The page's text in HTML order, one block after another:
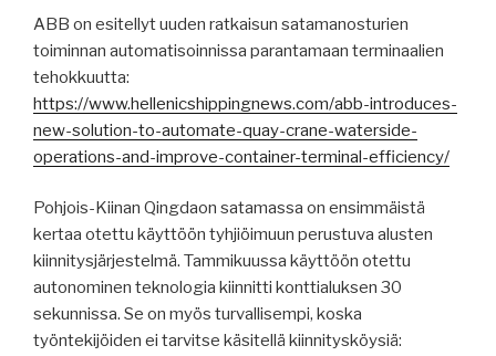
ABB on esitellyt uuden ratkaisun satamanosturien
toiminnan automatisoinnissa parantamaan terminaalien
tehokkuutta:
https://www.hellenicshippingnews.com/abb-introduces-
new-solution-to-automate-quay-crane-waterside-
operations-and-improve-container-terminal-efficiency/
Pohjois-Kiinan Qingdaon satamassa on ensimmäistä
kertaa otettu käyttöön tyhjiöimuun perustuva alusten
kiinnitysjärjestelmä. Tammikuussa käyttöön otettu
autonominen teknologia kiinnitti konttialuksen 30
sekunnissa. Se on myös turvallisempi, koska
työntekijöiden ei tarvitse käsitellä kiinnitysköysiä: